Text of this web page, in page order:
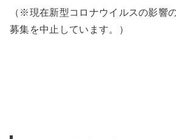
（※現在新型コロナウイルスの影響
募集を中止しています。）